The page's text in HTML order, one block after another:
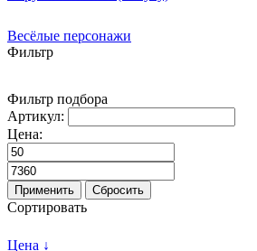
Весёлые персонажи
Фильтр
Фильтр подбора
Артикул:
Цена:
Применить Сбросить
Сортировать
Цена ↓